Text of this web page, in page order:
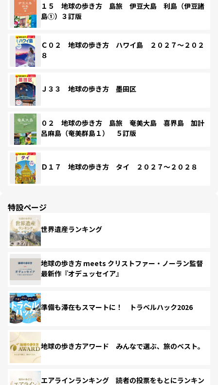
１５ 地球の歩き方 島旅 伊豆大島 利島（伊豆諸
島①）３訂版
Ｃ０２ 地球の歩き方 ハワイ島 ２０２７～２０２
８
Ｊ３３ 地球の歩き方 墨田区
０２ 地球の歩き方 島旅 奄美大島 喜界島 加計
呂麻島（奄美群島１） ５訂版
Ｄ１７ 地球の歩き方 タイ ２０２７～２０２８
特設ページ
世界遺産ランキング
地球の歩き方 meets クリストファー・ノーラン監督
最新作『オデュッセイア』
準備も滞在もスマートに！ トラベルハック2026
地球の歩き方アワード みんなで選ぶ、旅のベスト。
エアラインランキング 読者の投票をもとにランキン